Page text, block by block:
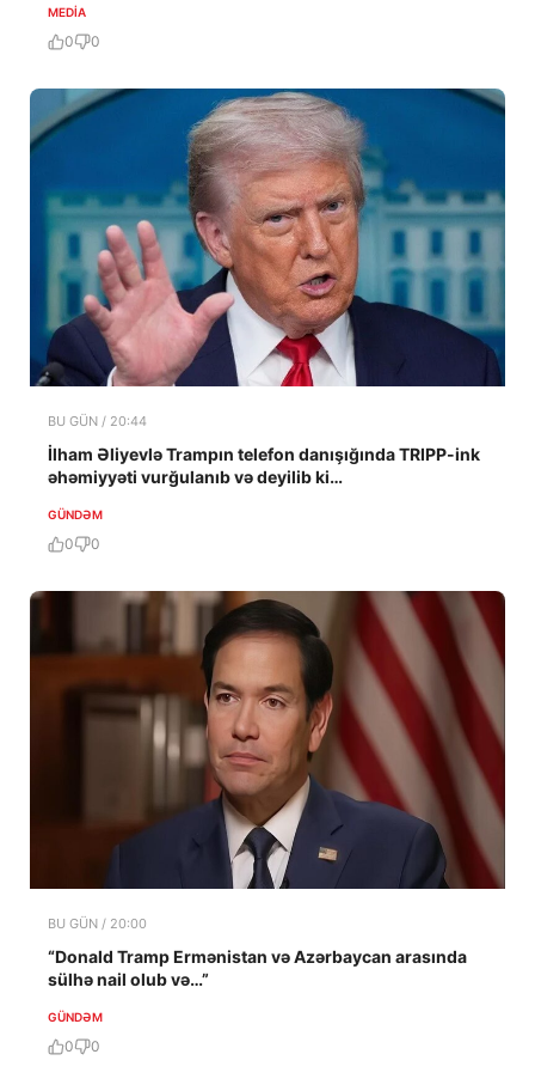
MEDİA
0 0
BU GÜN / 20:44
İlham Əliyevlə Trampın telefon danışığında TRIPP-ink
əhəmiyyəti vurğulanıb və deyilib ki…
GÜNDƏM
0 0
BU GÜN / 20:00
“Donald Tramp Ermənistan və Azərbaycan arasında
sülhə nail olub və…”
GÜNDƏM
0 0